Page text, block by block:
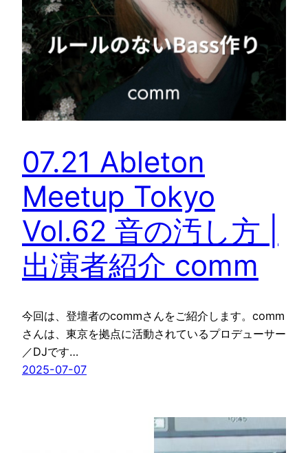
07.21 Ableton
Meetup Tokyo
Vol.62 音の汚し方 |
出演者紹介 comm
今回は、登壇者のcommさんをご紹介します。comm
さんは、東京を拠点に活動されているプロデューサー
／DJです…
2025-07-07